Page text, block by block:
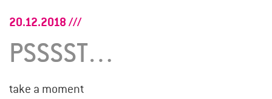
20.12.2018
PSSSST…
take a moment